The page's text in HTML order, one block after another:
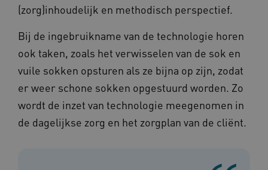
(zorg)inhoudelijk en methodisch perspectief.
Bij de ingebruikname van de technologie horen
ook taken, zoals het verwisselen van de sok en
vuile sokken opsturen als ze bijna op zijn, zodat
er weer schone sokken opgestuurd worden. Zo
wordt de inzet van technologie meegenomen in
de dagelijkse zorg en het zorgplan van de cliënt.
AWSALBCORS
Amazon.com Inc.
a594.kennispleingehandicaptensector.nl